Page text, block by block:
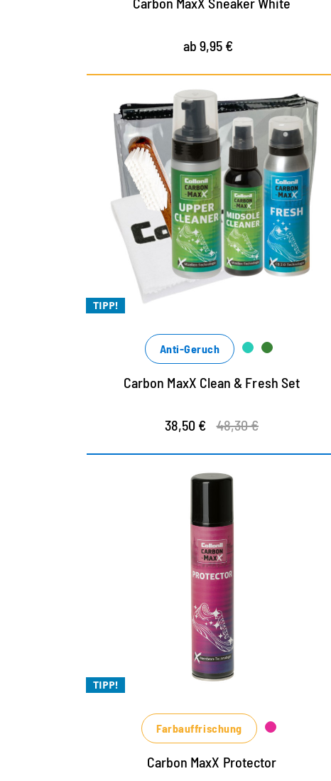
ab 9,95 €
TIPP!
Das MaxX Set zum
Vorzugspreis - 20% Rabatt
gegenüber Einzelbezug
Reinigung ohne Einsatz von Mikroplastik -
Frische mit CB.2.0 Technologie
Für die Xtra Reinigung - für den Xtra
Xtrem leistungsstark und Xtrem ergiebig
Anti-Geruch
Carbon MaxX Clean & Fresh Set
38,50 € 48,30 €
TIPP!
Collonil Membran-
Technologie für den Xtra
Schutz
Xtra Schutz bei Nässe
Xtra Schutz bei Schmutz
Xtra ergiebig, muss weniger oft
Farbauffrischung
Carbon MaxX Protector